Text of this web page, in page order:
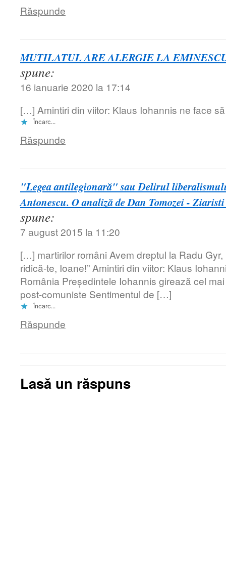
Răspunde
MUTILATUL ARE ALERGIE LA
spune:
16 ianuarie 2020 la 17:14
[…] Amintiri din viitor: Klaus Iohannis ne face
Încarc...
Răspunde
"Legea antilegionară" sau Delirul
Antonescu. O analiză de Dan Tomozei -
spune:
7 august 2015 la 11:20
[…] martirilor români Avem dreptul la Radu Gyr,
ridică-te, Ioane!” Amintiri din viitor: Klaus
România Președintele Iohannis girează cel
post-comuniste Sentimentul de […]
Încarc...
Răspunde
Lasă un răspuns